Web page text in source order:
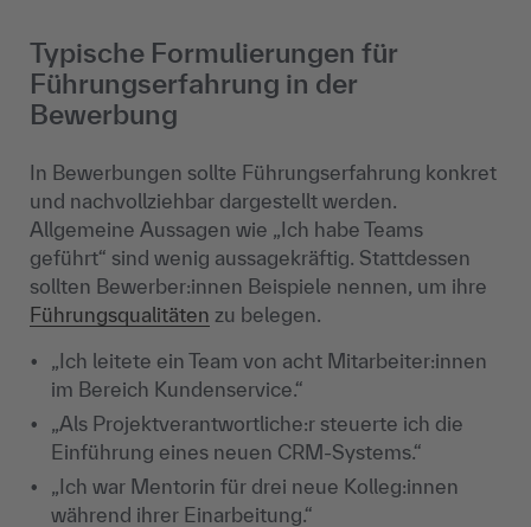
Typische Formulierungen für
Führungserfahrung in der
Bewerbung
In Bewerbungen sollte Führungserfahrung konkret
und nachvollziehbar dargestellt werden.
Allgemeine Aussagen wie „Ich habe Teams
geführt“ sind wenig aussagekräftig. Stattdessen
sollten Bewerber:innen Beispiele nennen, um ihre
Führungsqualitäten zu belegen.
„Ich leitete ein Team von acht Mitarbeiter:innen
im Bereich Kundenservice.“
„Als Projektverantwortliche:r steuerte ich die
Einführung eines neuen CRM-Systems.“
„Ich war Mentorin für drei neue Kolleg:innen
während ihrer Einarbeitung.“